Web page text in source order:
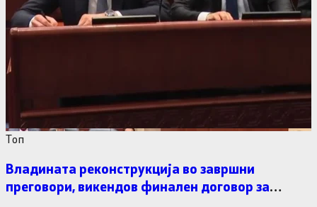
Tоп
Владината реконструкција во завршни
преговори, викендов финален договор за